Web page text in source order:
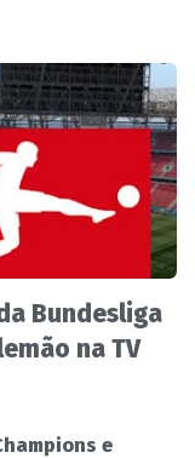
Bundesliga
na TV
e